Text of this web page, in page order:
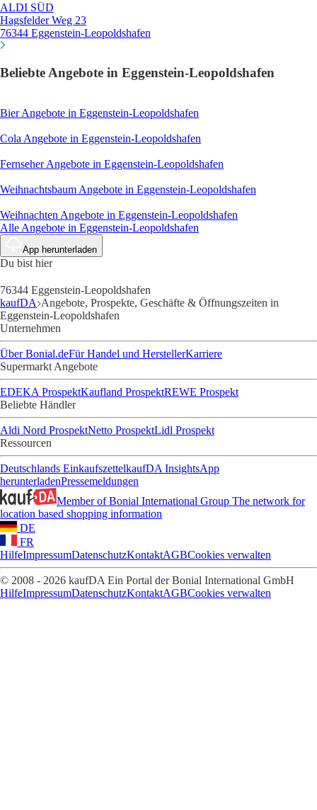
ALDI SÜD
Hagsfelder Weg 23
76344 Eggenstein-Leopoldshafen
Beliebte Angebote in Eggenstein-Leopoldshafen
BierAngebote in Eggenstein-Leopoldshafen
Cola Angebote in Eggenstein-Leopoldshafen
FernseherAngebote in Eggenstein-Leopoldshafen
Weihnachtsbaum Angebote in Eggenstein-Leopoldshafen
Weihnachten Angebote in Eggenstein-Leopoldshafen
Alle Angebote in Eggenstein-Leopoldshafen
App herunterladen
Du bist hier
76344 Eggenstein-Leopoldshafen
kaufDA Angebote, Prospekte, Geschäfte & Öffnungszeiten in
Eggenstein-Leopoldshafen
Unternehmen
Über Bonial.deFür Handel und HerstellerKarriere
Supermarkt Angebote
EDEKA ProspektKaufland ProspektREWE Prospekt
Beliebte Händler
Aldi Nord ProspektNetto ProspektLidl Prospekt
Ressourcen
Deutschlands EinkaufszettelkaufDA InsightsApp
herunterladenPressemeldungen
Member of Bonial International Group The network for
location based shopping information
DE
FR
HilfeImpressumDatenschutzKontaktAGBCookies verwalten
© 2008 - 2026 kaufDA Ein Portal der Bonial International GmbH
HilfeImpressumDatenschutzKontaktAGBCookies verwalten